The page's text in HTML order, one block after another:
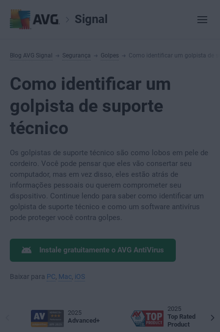
Signal
Blog AVG Signal Segurança Golpes Como identificar um golpista de
Como identificar um
golpista de suporte
técnico
Os golpistas de suporte técnico são como lobos em pele de
cordeiro. Você pode pensar que eles vão consertar seu
computador, mas em vez disso, eles estão atrás de
informações pessoais ou querem comprometer seu
dispositivo. Continue lendo para saber como identificar um
golpista de suporte técnico e como um software antivírus
pode proteger você contra golpes.
Instale gratuitamente o AVG AntiVirus
Baixar para PC Mac iOS
2025
Advanced+
2025
Top Rated
Product